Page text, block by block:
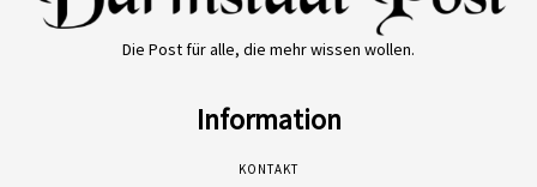
Die Post für alle, die mehr wissen wollen.
Information
KONTAKT